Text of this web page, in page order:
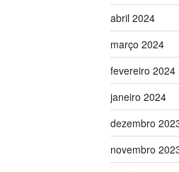
abril 2024
março 2024
fevereiro 2024
janeiro 2024
dezembro
novembro